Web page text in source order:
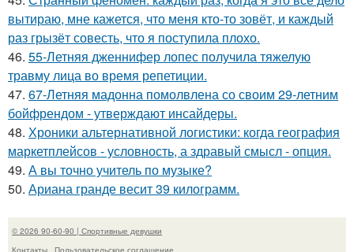
вытираю, мне кажется, что меня кто-то зовёт, и каждый
раз грызёт совесть, что я поступила плохо.
46. 55-Летняя дженнифер лопес получила тяжелую
травму лица во время репетиции.
47. 67-Летняя мадонна помолвлена со своим 29-летним
бойфрендом - утверждают инсайдеры.
48. Хроники альтернативной логистики: когда география
маркетплейсов - условность, а здравый смысл - опция.
49. А вы точно учитель по музыке?
50. Ариана гранде весит 39 килограмм.
© 2026 90-60-90 | Спортивные девушки
Контакты
Пользовательское соглашение